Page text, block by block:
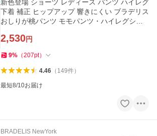
新色登場 ショーツ レディース パンツ ハイレグ
下着 補正 ヒップアップ 響きにくい ブラデリス
おしりが桃パンツ モモパンツ・ハイレグショ
2,530円
9% （207pt）
4.46（ 149件）
最短8/10お届け
BRADELIS NewYork